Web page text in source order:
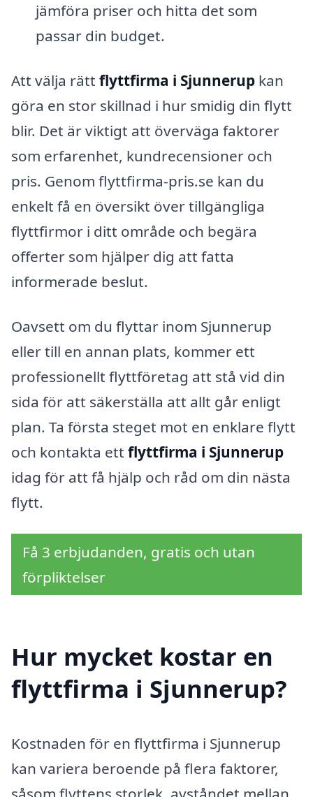
jämföra priser och hitta det som
passar din budget.
Att välja rätt flyttfirma i Sjunnerup kan
göra en stor skillnad i hur smidig din flytt
blir. Det är viktigt att överväga faktorer
som erfarenhet, kundrecensioner och
pris. Genom flyttfirma-pris.se kan du
enkelt få en översikt över tillgängliga
flyttfirmor i ditt område och begära
offerter som hjälper dig att fatta
informerade beslut.
Oavsett om du flyttar inom Sjunnerup
eller till en annan plats, kommer ett
professionellt flyttföretag att stå vid din
sida för att säkerställa att allt går enligt
plan. Ta första steget mot en enklare flytt
och kontakta ett flyttfirma i Sjunnerup
idag för att få hjälp och råd om din nästa
flytt.
Få 3 erbjudanden, gratis och utan
förpliktelser
Hur mycket kostar en
flyttfirma i Sjunnerup?
Kostnaden för en flyttfirma i Sjunnerup
kan variera beroende på flera faktorer,